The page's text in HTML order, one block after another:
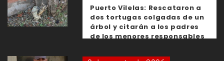
Puerto Vilelas: Rescataron a
dos tortugas colgadas de un
árbol y citarán a los padres
de los menores responsables